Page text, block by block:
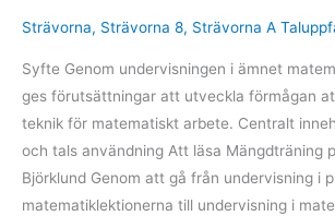
Strävorna, Strävorna 8, Strävorna A
Syfte Genom undervisningen i ämnet
ges förutsättningar att utveckla förmågan
teknik för matematiskt arbete. Centralt
och tals användning Att läsa Mängdträning
Björklund Genom att gå från undervisning i
matematiklektionerna till undervisning i